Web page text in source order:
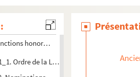
publique
honorifiques
Ordre de la Légion d'Honneur